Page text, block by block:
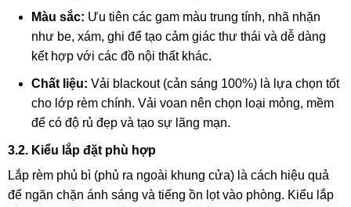
Màu sắc: Ưu tiên các gam màu trung tính, nhã nhặn
như be, xám, ghi để tạo cảm giác thư thái và dễ dàng
kết hợp với các đồ nội thất khác.
Chất liệu: Vải blackout (cản sáng 100%) là lựa chọn tốt
cho lớp rèm chính. Vải voan nên chọn loại mỏng, mềm
để có độ rủ đẹp và tạo sự lãng mạn.
3.2. Kiểu lắp đặt phù hợp
Lắp rèm phủ bì (phủ ra ngoài khung cửa) là cách hiệu quả
để ngăn chặn ánh sáng và tiếng ồn lọt vào phòng. Kiểu lắp